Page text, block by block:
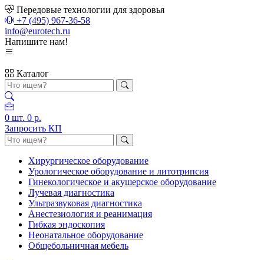
Передовые технологии для здоровья
+7 (495) 967-36-58
info@eurotech.ru
Напишите нам!
Каталог
0 шт. 0 р.
Запросить КП
Хирургическое оборудование
Урологическое оборудование и литотрипсия
Гинекологическое и акушерское оборудование
Лучевая диагностика
Ультразвуковая диагностика
Анестезиология и реанимация
Гибкая эндоскопия
Неонатальное оборудование
Общебольничная мебель